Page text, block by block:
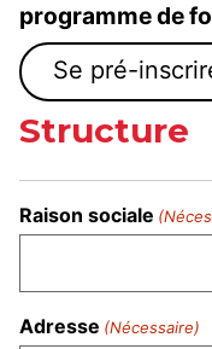
programme de
Se pré-
Structure
Raison sociale
Adresse (Nécessaire)